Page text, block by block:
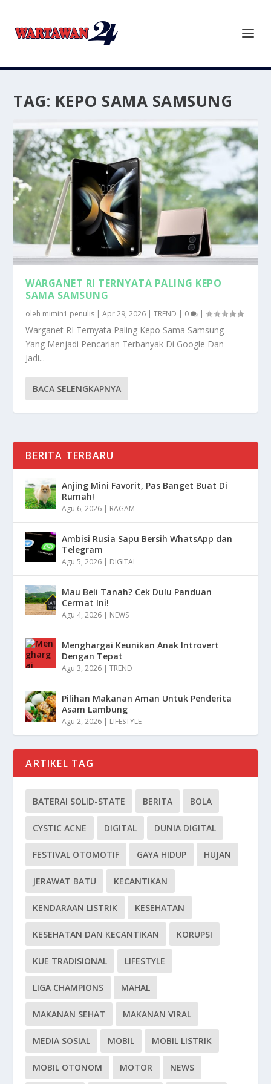
TAG: KEPO SAMA SAMSUNG
WARGANET RI TERNYATA PALING KEPO
SAMA SAMSUNG
oleh mimin1 penulis |Apr 29, 2026 |TREND | 0 |
Warganet RI Ternyata Paling Kepo Sama Samsung
Yang Menjadi Pencarian Terbanyak Di Google Dan
Jadi...
BACA SELENGKAPNYA
BERITA TERBARU
Anjing Mini Favorit, Pas Banget Buat Di
Rumah!
Agu 6, 2026 | RAGAM
Ambisi Rusia Sapu Bersih WhatsApp dan
Telegram
Agu 5, 2026 | DIGITAL
Mau Beli Tanah? Cek Dulu Panduan
Cermat Ini!
Agu 4, 2026 | NEWS
Menghargai Keunikan Anak Introvert
Dengan Tepat
Agu 3, 2026 |TREND
Pilihan Makanan Aman Untuk Penderita
Asam Lambung
Agu 2, 2026 | LIFESTYLE
ARTIKEL TAG
BATERAI SOLID-STATE BERITA BOLA
CYSTIC ACNE DIGITAL DUNIA DIGITAL
FESTIVAL OTOMOTIF GAYA HIDUP HUJAN
JERAWAT BATU KECANTIKAN
KENDARAAN LISTRIK KESEHATAN
KESEHATAN DAN KECANTIKAN KORUPSI
KUE TRADISIONAL LIFESTYLE
LIGA CHAMPIONS MAHAL
MAKANAN SEHAT MAKANAN VIRAL
MEDIA SOSIAL MOBIL MOBIL LISTRIK
MOBIL OTONOM MOTOR NEWS